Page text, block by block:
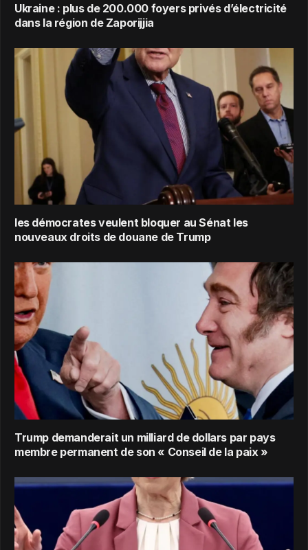
Ukraine : plus de 200.000 foyers privés d’électricité
dans la région de Zaporijjia
les démocrates veulent bloquer au Sénat les
nouveaux droits de douane de Trump
Trump demanderait un milliard de dollars par pays
membre permanent de son « Conseil de la paix »